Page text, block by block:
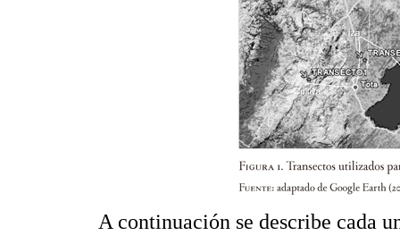
A continuación se describe cada